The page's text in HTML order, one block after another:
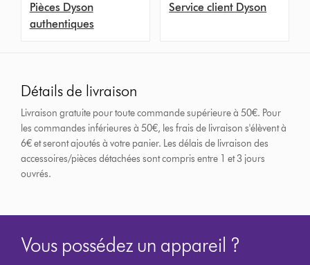
Pièces Dyson
authentiques
Service client Dyson
Détails de livraison
Livraison gratuite pour toute commande supérieure à 50€. Pour
les commandes inférieures à 50€, les frais de livraison s'élèvent à
6€ et seront ajoutés à votre panier. Les délais de livraison des
accessoires/pièces détachées sont compris entre 1 et 3 jours
ouvrés.
Vous possédez un appareil ?